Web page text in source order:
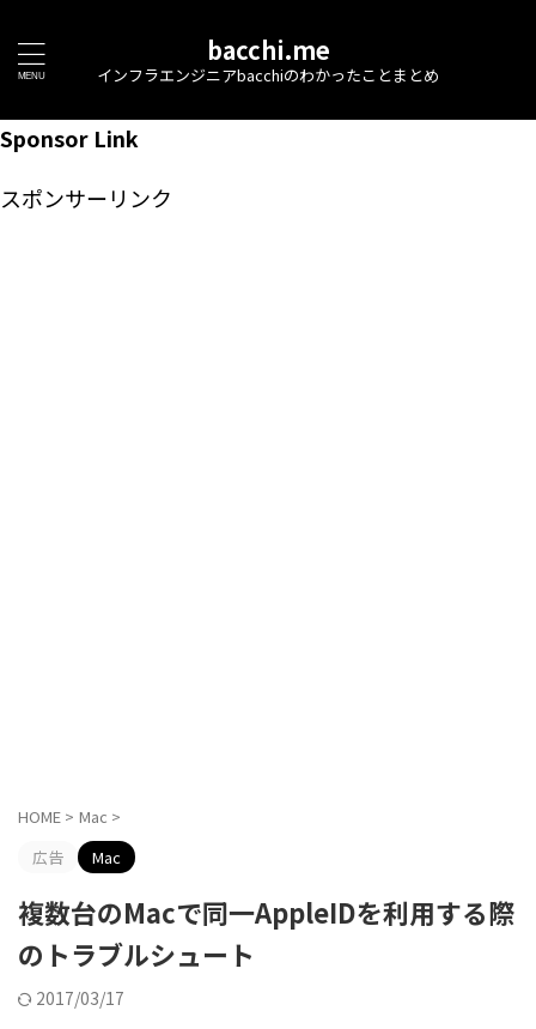
bacchi.me
インフラエンジニアbacchiのわかったことまとめ
Sponsor Link
スポンサーリンク
HOME > Mac >
広告
Mac
複数台のMacで同一AppleIDを利用する際
のトラブルシュート
2017/03/17